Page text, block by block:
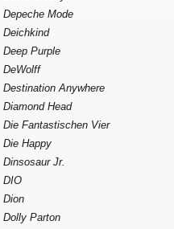
Depeche Mode
Deichkind
Deep Purple
DeWolff
Destination Anywhere
Diamond Head
Die Fantastischen Vier
Die Happy
Dinsosaur Jr.
DIO
Dion
Dolly Parton